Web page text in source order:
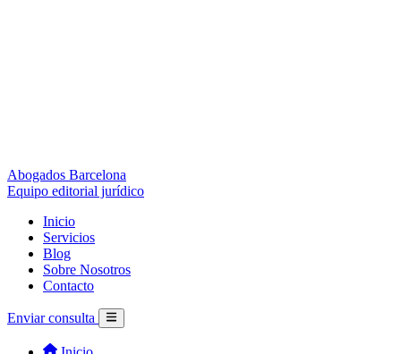
Abogados Barcelona
Equipo editorial jurídico
Inicio
Servicios
Blog
Sobre Nosotros
Contacto
Enviar consulta